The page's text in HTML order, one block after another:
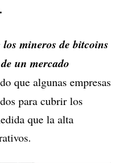
mineros de bitcoins
un mercado
que algunas empresas
para cubrir los
que la alta